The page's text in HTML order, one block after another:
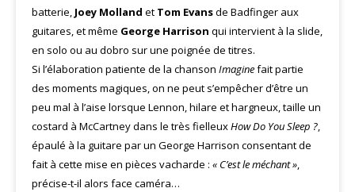
batterie, Joey Molland et Tom Evansde Badfinger aux
guitares, et même George Harrison qui intervient à la slide,
en solo ou au dobro sur une poignée de titres.
Si l’élaboration patiente de la chanson Imaginefait partie
des moments magiques, on ne peut s’empêcher d’être un
peu mal à l’aise lorsque Lennon, hilare et hargneux, taille un
costard à McCartney dans le très fielleuxHow Do You Sleep ?,
épaulé à la guitare par un George Harrison consentant de
fait à cette mise en pièces vacharde : « C’est le méchant »,
précise-t-il alors face caméra…